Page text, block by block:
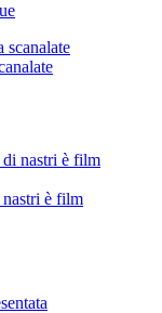
è film